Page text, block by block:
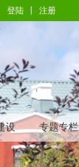
登陆 注册
设 专题专栏